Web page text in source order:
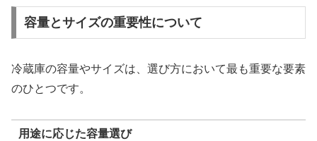
容量とサイズの重要性について
冷蔵庫の容量やサイズは、選び方において最も重要な要素
のひとつです。
用途に応じた容量選び